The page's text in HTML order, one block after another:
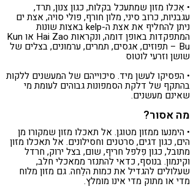
• אִכלו מזון שמתעכל בקלות, כגון צנון, תרד,
עגבניות, כרוב סיני, מלון חורף, פולי סויה, אצת ים
ניתן להחליף את אצת ה-kelp באצות שונות
המתפקדות באופן דומה, ונקראות Hai Zao או Kun
Bu – תפוזים, אגסים, תמרים, ערמונים, בצלים של
שושן וזרעי לוטוס
• הפסיקו לעשן מיד. סיכוייהם של המעשנים ללקות
בהתקף של דלקת הסמפונות גבוהים לעומת מי
שאינם מעשנים.
מה אסור?
• הימנעו ממזון מטוגן. אל תאכלו מזון שמקורו מן
הים, כגון דגים, סרטנים וחסילונים. אל תאכלו מזון
מתובל, כגון פִלפל חריף, שום, בצל ירוק, חרדל
וקינמון. בנוסף, כדאי להתנזר ממאכלי חלב,
שעלולים להגדיל את כמות הלֵחה. גם מזון מלוח
מדי או מתוק מדי אינו מומלץ.